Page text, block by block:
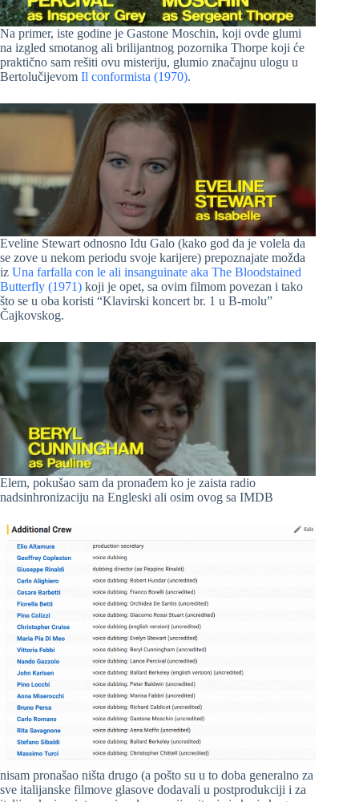
Na primer, iste godine je Gastone Moschin, koji ovde glumi
na izgled smotanog ali brilijantnog pozornika Thorpe koji će
praktično sam rešiti ovu misteriju, glumio značajnu ulogu u
Bertolučijevom Il conformista (1970).
Eveline Stewart odnosno Idu Galo (kako god da je volela da
se zove u nekom periodu svoje karijere) prepoznajate možda
iz Una farfalla con le ali insanguinate aka The Bloodstained
Butterfly (1971) koji je opet, sa ovim filmom povezan i tako
što se u oba koristi “Klavirski koncert br. 1 u B-molu”
Čajkovskog.
Elem, pokušao sam da pronađem ko je zaista radio
nadsinhronizaciju na Engleski ali osim ovog sa IMDB
nisam pronašao ništa drugo (a pošto su u to doba generalno za
sve italijanske filmove glasove dodavali u postprodukciji i za